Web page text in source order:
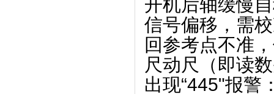
开机后轴缓慢
信号偏移，需
回参考点不准
尺动尺（即读
出现“445"报警‌